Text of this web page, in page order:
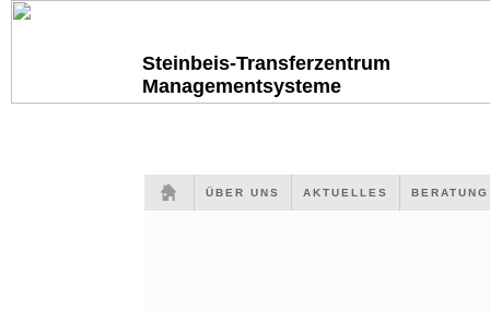
Steinbeis-Transferzentrum
Managementsysteme
ÜBER UNS AKTUELLES